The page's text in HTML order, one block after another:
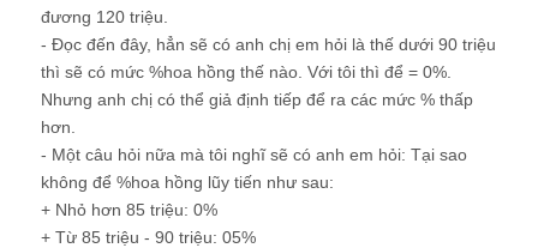
đương 120 triệu.
- Đọc đến đây, hẳn sẽ có anh chị em hỏi là thế dưới 90 triệu
thì sẽ có mức %hoa hồng thế nào. Với tôi thì để = 0%.
Nhưng anh chị có thể giả định tiếp để ra các mức % thấp
hơn.
- Một câu hỏi nữa mà tôi nghĩ sẽ có anh em hỏi: Tại sao
không để %hoa hồng lũy tiến như sau:
+ Nhỏ hơn 85 triệu: 0%
+ Từ 85 triệu - 90 triệu: 05%